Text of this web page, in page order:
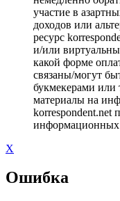
участие в
доходов или
ресурс
и/или
какой форме
связаны/могут
букмекерами или
материалы на
korrespondent.net
информационных
X
Ошибка